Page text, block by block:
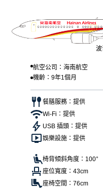
航空公司：海南航空
機齡：9年1個月
餐膳服務：提供
Wi-Fi：提供
USB 插頭：提供
娛樂設施：提供
椅背傾斜角度：100°
座位寬度：43cm
座椅空間：76cm